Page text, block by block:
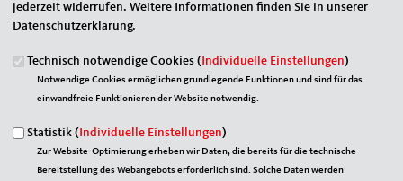
MIT:Shop
jederzeit widerrufen. Weitere Informationen finden Sie in unserer
Datenschutzerklärung.
Technisch notwendige Cookies (Individuelle Einstellungen)
Notwendige Cookies ermöglichen grundlegende Funktionen und sind für das
einwandfreie Funktionieren der Website notwendig.
Statistik ( Individuelle Einstellungen)
Zur Website-Optimierung erheben wir Daten, die bereits für die technische
Bereitstellung des Webangebots erforderlich sind. Solche Daten werden